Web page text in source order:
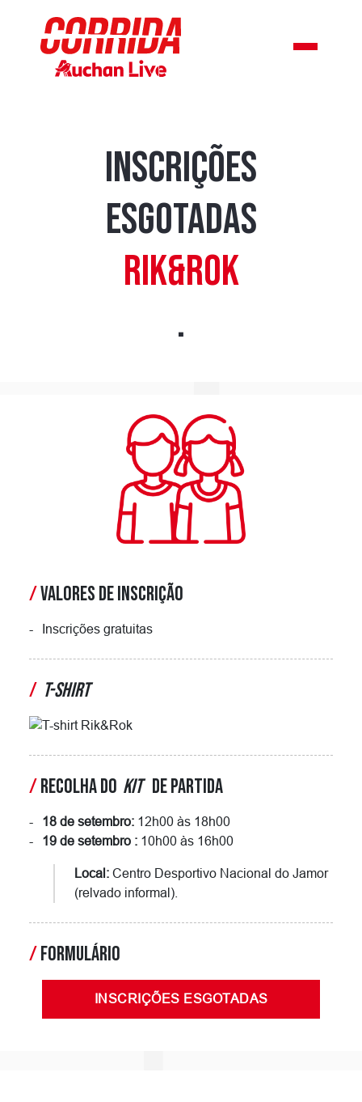
INSCRIÇÕES
ESGOTADAS
RIK&ROK
.
/VALORES DE INSCRIÇÃO
Inscrições gratuitas
/ T-SHIRT
/RECOLHA DO KIT DE PARTIDA
18 de setembro: 12h00 às 18h00
19 de setembro : 10h00 às 16h00
Local:Centro Desportivo Nacional do Jamor
(relvado informal).
/FORMULÁRIO